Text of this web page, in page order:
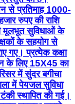
से प्रतिमाह 1000-
रुपए की राशि
मूलभूत सुविधाओं के
के सहयोग से
गए। प्रत्येक कक्षा
के लिए 15X45 का
में सुंदर बगीचा
में पेयजल सुविधा
स्थापित की गई।